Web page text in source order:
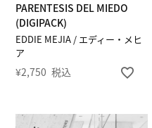
EDDIE MEJIA / エディー・メヒ
ア
PARENTESIS DEL MIEDO
(DIGIPACK)
¥2,750 税込